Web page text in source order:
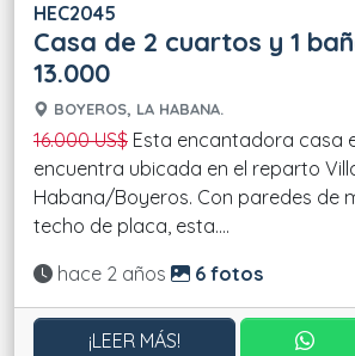
HEC2045
Casa de 2 cuartos y 1
13.000
BOYEROS, LA HABANA.
16.000 US$ Esta encantadora casa
encuentra ubicada en el reparto
Habana/Boyeros. Con paredes de
techo de placa, esta....
Actualizado:
hace 2 años 6 fotos
¡LEER MÁS!